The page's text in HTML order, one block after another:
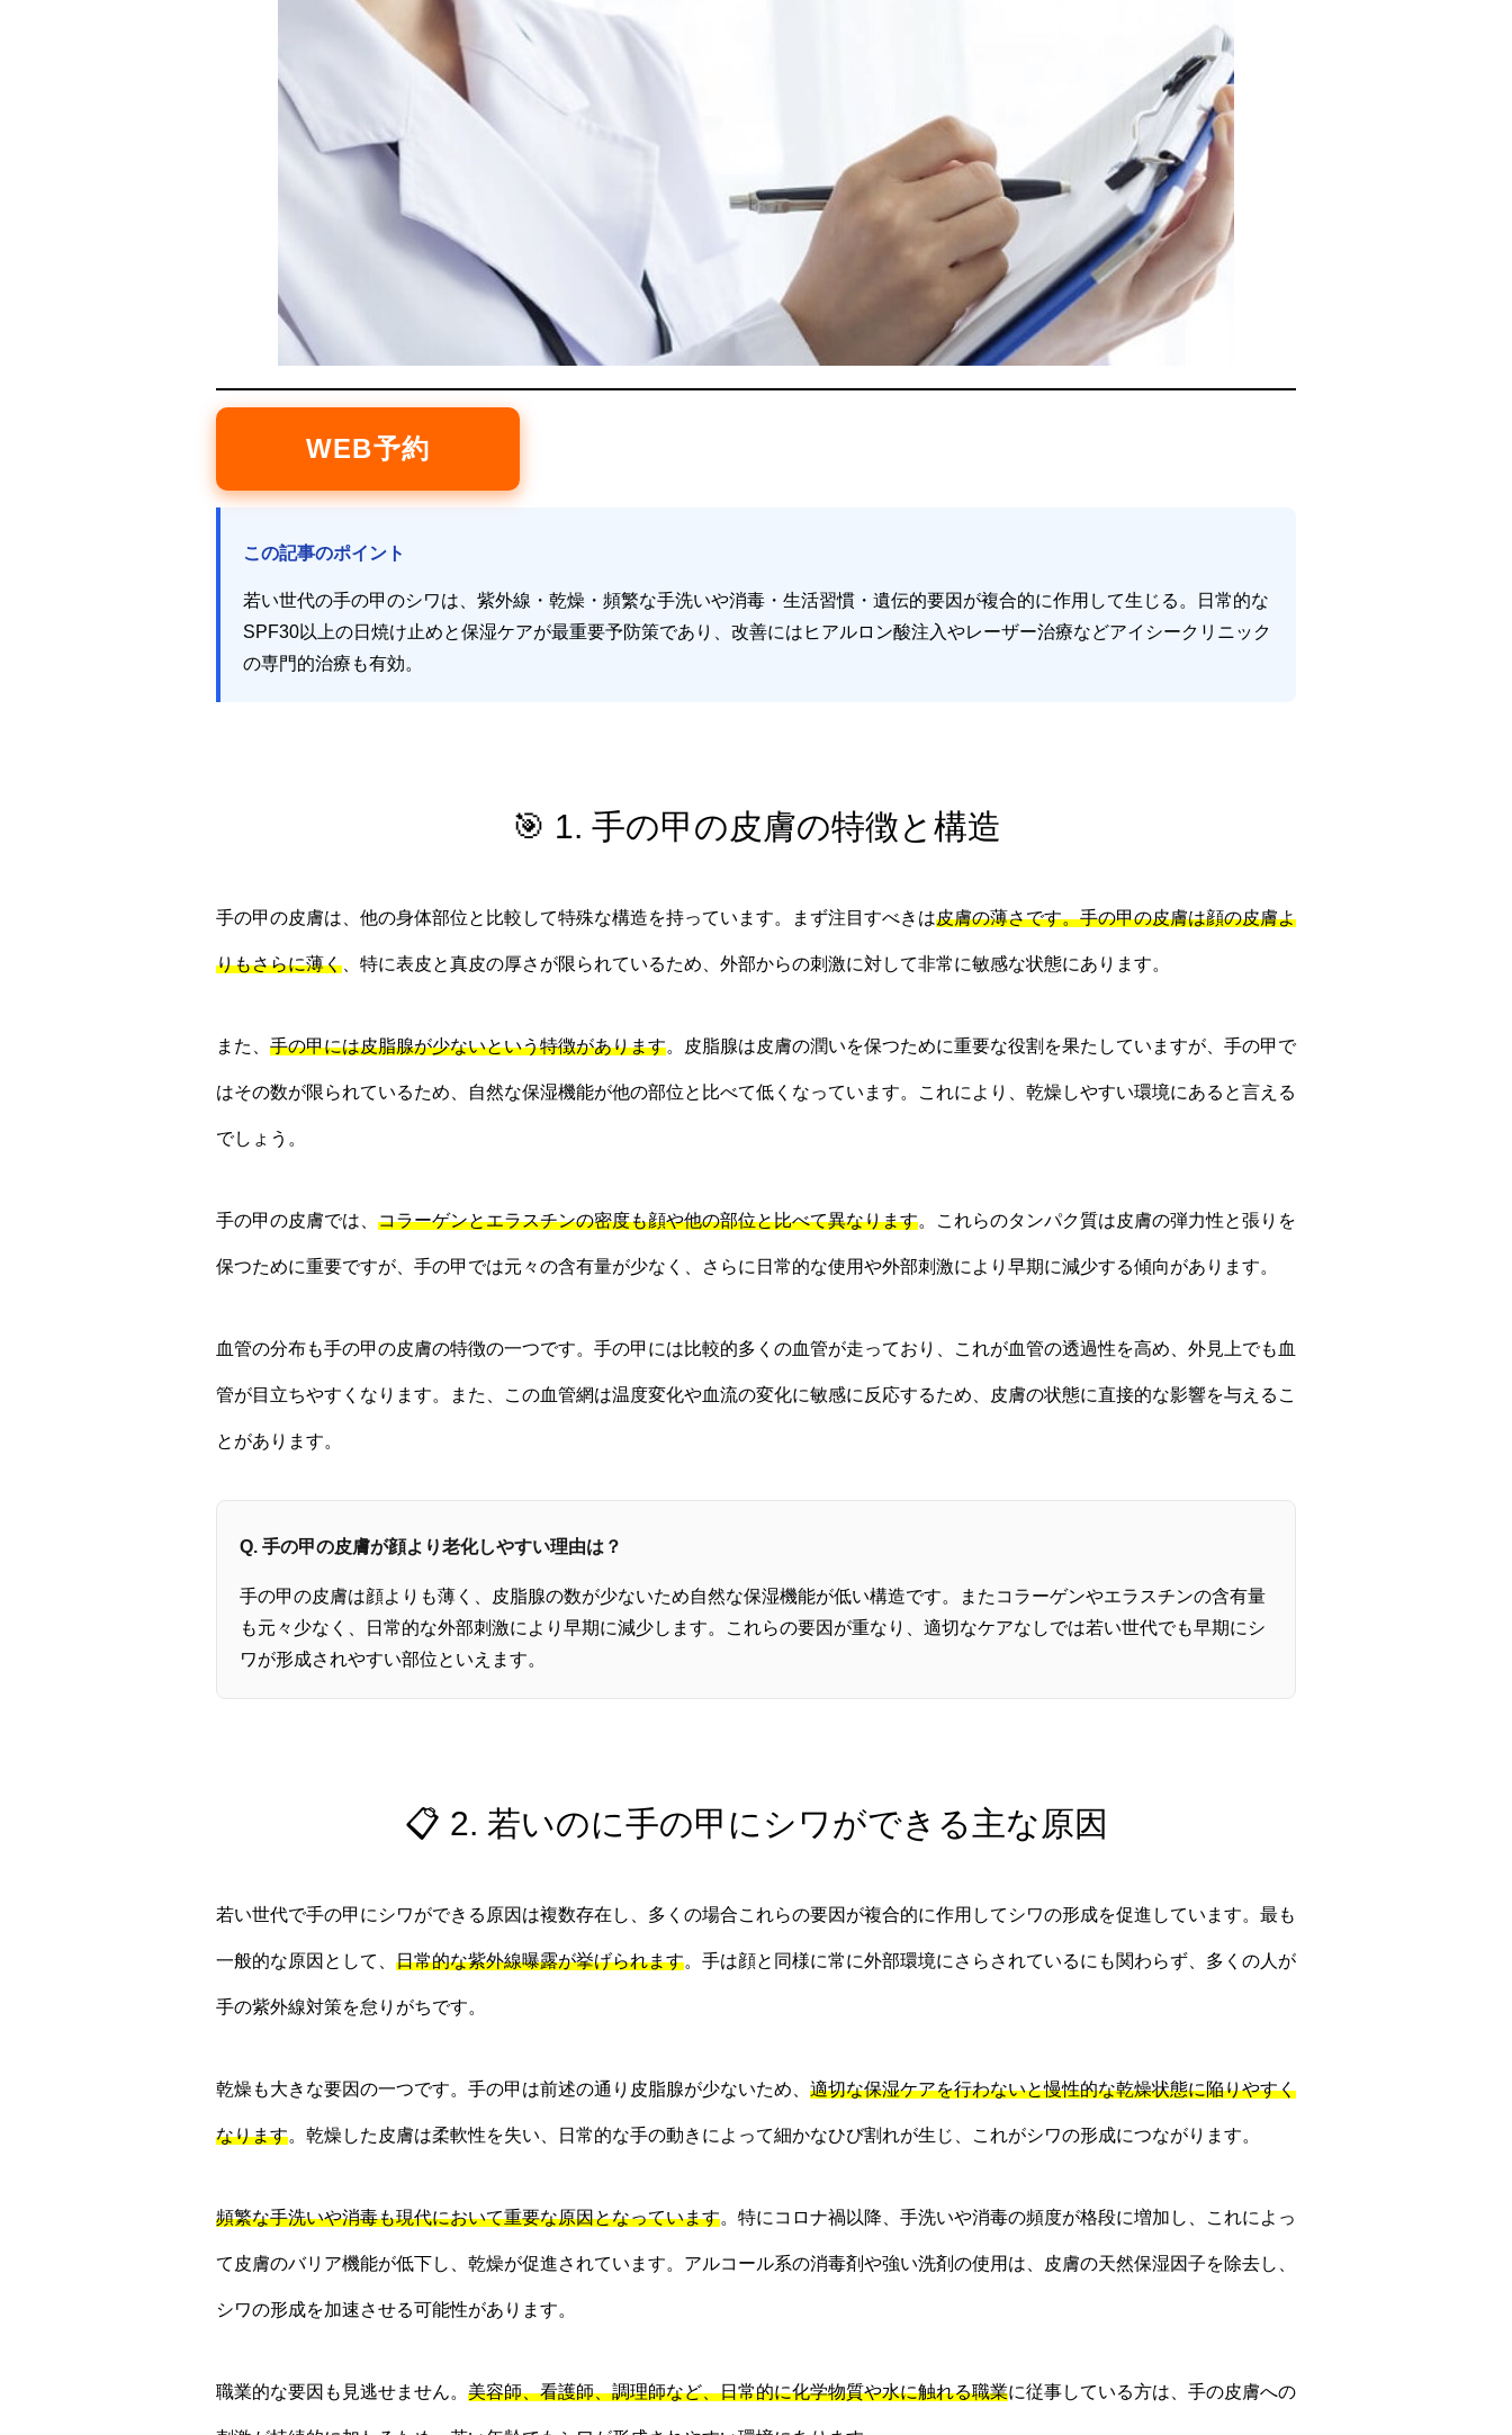
WEB予約
この記事のポイント
若い世代の手の甲のシワは、紫外線・乾燥・頻繁な手洗いや消毒・生活習慣・遺伝的要因が複合的に作用して生じる。日常的な
SPF30以上の日焼け止めと保湿ケアが最重要予防策であり、改善にはヒアルロン酸注入やレーザー治療などアイシークリニック
の専門的治療も有効。
🎯 1. 手の甲の皮膚の特徴と構造
手の甲の皮膚は、他の身体部位と比較して特殊な構造を持っています。まず注目すべきは皮膚の薄さです。手の甲の皮膚は顔の皮膚よ
りもさらに薄く 、特に表皮と真皮の厚さが限られているため、外部からの刺激に対して非常に敏感な状態にあります。
また、 手の甲には皮脂腺が少ないという特徴があります。皮脂腺は皮膚の潤いを保つために重要な役割を果たしていますが、手の甲で
はその数が限られているため、自然な保湿機能が他の部位と比べて低くなっています。これにより、乾燥しやすい環境にあると言える
でしょう。
手の甲の皮膚では、 コラーゲンとエラスチンの密度も顔や他の部位と比べて異なります。これらのタンパク質は皮膚の弾力性と張りを
保つために重要ですが、手の甲では元々の含有量が少なく、さらに日常的な使用や外部刺激により早期に減少する傾向があります。
血管の分布も手の甲の皮膚の特徴の一つです。手の甲には比較的多くの血管が走っており、これが血管の透過性を高め、外見上でも血
管が目立ちやすくなります。また、この血管網は温度変化や血流の変化に敏感に反応するため、皮膚の状態に直接的な影響を与えるこ
とがあります。
Q. 手の甲の皮膚が顔より老化しやすい理由は？
手の甲の皮膚は顔よりも薄く、皮脂腺の数が少ないため自然な保湿機能が低い構造です。またコラーゲンやエラスチンの含有量
も元々少なく、日常的な外部刺激により早期に減少します。これらの要因が重なり、適切なケアなしでは若い世代でも早期にシ
ワが形成されやすい部位といえます。
📋 2. 若いのに手の甲にシワができる主な原因
若い世代で手の甲にシワができる原因は複数存在し、多くの場合これらの要因が複合的に作用してシワの形成を促進しています。最も
一般的な原因として、 日常的な紫外線曝露が挙げられます。手は顔と同様に常に外部環境にさらされているにも関わらず、多くの人が
手の紫外線対策を怠りがちです。
乾燥も大きな要因の一つです。手の甲は前述の通り皮脂腺が少ないため、 適切な保湿ケアを行わないと慢性的な乾燥状態に陥りやすく
なります。乾燥した皮膚は柔軟性を失い、日常的な手の動きによって細かなひび割れが生じ、これがシワの形成につながります。
頻繁な手洗いや消毒も現代において重要な原因となっています。特にコロナ禍以降、手洗いや消毒の頻度が格段に増加し、これによっ
て皮膚のバリア機能が低下し、乾燥が促進されています。アルコール系の消毒剤や強い洗剤の使用は、皮膚の天然保湿因子を除去し、
シワの形成を加速させる可能性があります。
職業的な要因も見逃せません。 美容師、看護師、調理師など、日常的に化学物質や水に触れる職業に従事している方は、手の皮膚への